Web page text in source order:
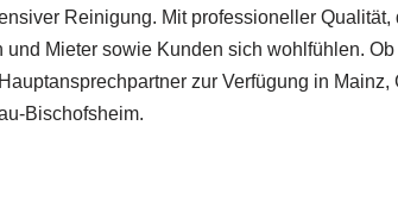
Reinigung. Mit professioneller Qualität,
Mieter sowie Kunden sich wohlfühlen.
zur Verfügung in Mainz,
Bischofsheim.